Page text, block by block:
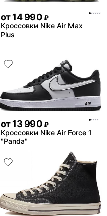
от14 990 ₽
Кроссовки Nike Air Max
Plus
от13 990 ₽
Кроссовки Nike Air Force 1
"Panda"